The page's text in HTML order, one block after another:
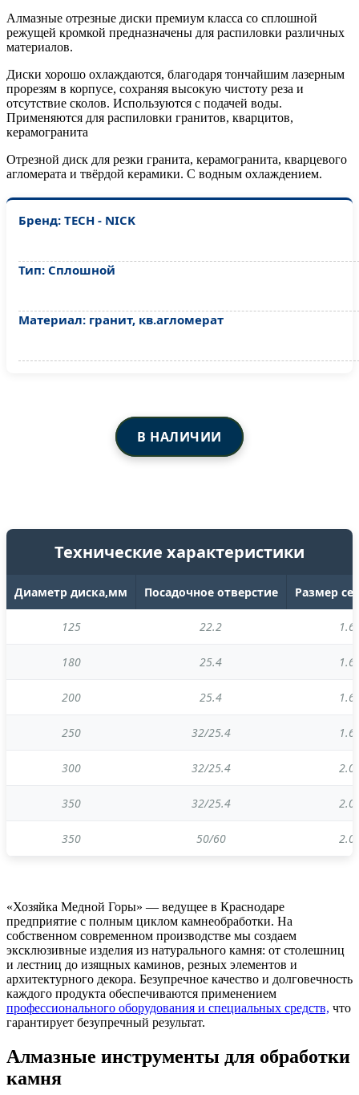
Алмазные отрезные диски премиум класса со сплошной
режущей кромкой предназначены для распиловки различных
материалов.
Диски хорошо охлаждаются, благодаря тончайшим лазерным
прорезям в корпусе, сохраняя высокую чистоту реза и
отсутствие сколов. Используются с подачей воды.
Применяются для распиловки гранитов, кварцитов,
керамогранита
Отрезной диск для резки гранита, керамогранита, кварцевого
агломерата и твёрдой керамики. С водным охлаждением.
Бренд: TECH - NICK
Тип: Сплошной
Материал: гранит, кв.агломерат
В НАЛИЧИИ
Технические характеристики
Диаметр диска,мм Посадочное отверстие Размер
125 22.2 1.6
180 25.4 1.6
200 25.4 1.6
250 32/25.4 1.6
300 32/25.4 2.0
350 32/25.4 2.0
350 50/60 2.0
«Хозяйка Медной Горы» — ведущее в Краснодаре
предприятие с полным циклом камнеобработки. На
собственном современном производстве мы создаем
эксклюзивные изделия из натурального камня: от столешниц
и лестниц до изящных каминов, резных элементов и
архитектурного декора. Безупречное качество и долговечность
каждого продукта обеспечиваются применением
профессионального оборудования и специальных средств, что
гарантирует безупречный результат.
Алмазные инструменты для обработки
камня